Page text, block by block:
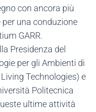
con ancora più
una conduzione
GARR.
Presidenza del
per gli Ambienti di
Technologies) e
Politecnica
ultime attività